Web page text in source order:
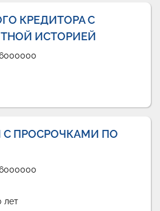
КРЕДИТОРА С
ИСТОРИЕЙ
ПРОСРОЧКАМИ ПО
лет